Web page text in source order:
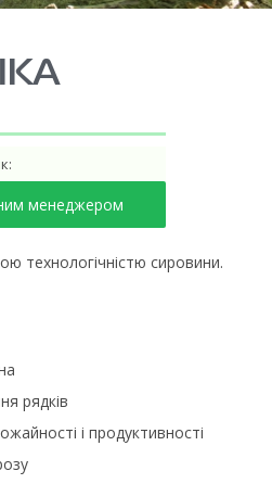
менеджером
технологічністю сировини.
рядків
і продуктивності